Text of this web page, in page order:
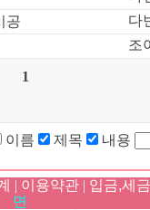
공
다
조
1
이름 제목 내용
| 이용약관| 입금,세
면